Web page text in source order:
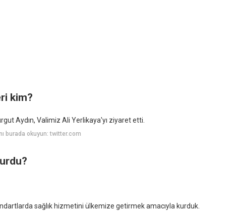
kim?
Aydın, Valimiz Ali Yerlikaya'yı ziyaret etti.
burada okuyun: twitter.com
sağlık hizmetini ülkemize getirmek amacıyla kurduk.